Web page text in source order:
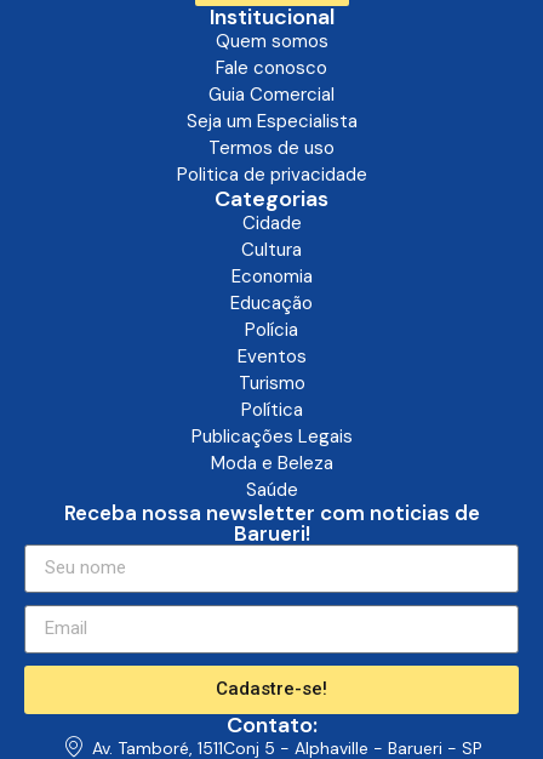
Institucional
Quem somos
Fale conosco
Guia Comercial
Seja um Especialista
Termos de uso
Politica de privacidade
Categorias
Cidade
Cultura
Economia
Educação
Polícia
Eventos
Turismo
Política
Publicações Legais
Moda e Beleza
Saúde
Receba nossa newsletter com noticias de
Barueri!
Cadastre-se!
Contato:
Av. Tamboré, 1511Conj 5 - Alphaville - Barueri - SP